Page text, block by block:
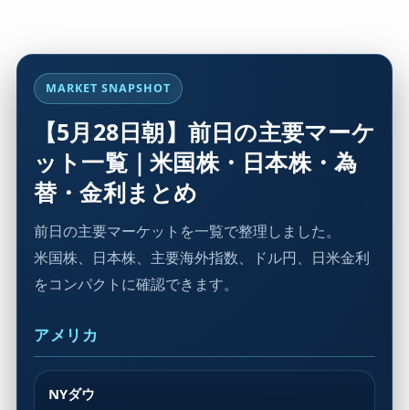
MARKET SNAPSHOT
【5月28日朝】前日の主要マーケ
ット一覧｜米国株・日本株・為
替・金利まとめ
前日の主要マーケットを一覧で整理しました。
米国株、日本株、主要海外指数、ドル円、日米金利
をコンパクトに確認できます。
アメリカ
NYダウ